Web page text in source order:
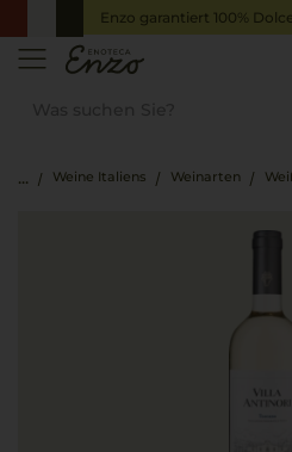
Enzo garantiert 100%
Weine Italiens Weinarten